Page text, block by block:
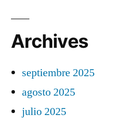
Archives
septiembre 2025
agosto 2025
julio 2025